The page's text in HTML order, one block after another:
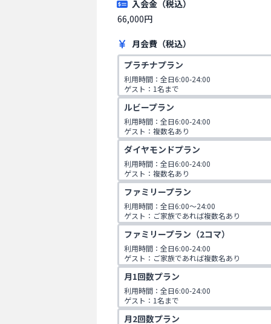
入会金（税込）
66,000円
月会費（税込）
プラチナプラン
利用時間：全日6:00-24:00
ゲスト：1名まで
ルビープラン
利用時間：全日6:00-24:00
ゲスト：複数名あり
1日2コマ予約可
ダイヤモンドプラン
利用時間：全日6:00-24:00
ゲスト：複数名あり
1日3コマ予約可
ファミリープラン
利用時間：全日6:00〜24:00
ゲスト：ご家族であれば複数名あり
※ご入会時にご家族名の登録をお願いして
です。
ファミリープラン（2コマ）
利用時間：全日6:00-24:00
ゲスト：ご家族であれば複数名あり
※ご入会時にご家族名の登録をお願いして
です。
月1回数プラン
利用時間：全日6:00-24:00
ゲスト：1名まで
月2回数プラン